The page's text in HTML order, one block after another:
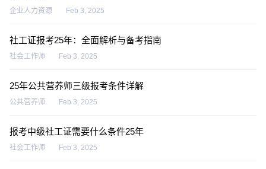
企业人力资源 Feb 3, 2025
社工证报考25年：全面解析与备考指南
社会工作师 Feb 3, 2025
25年公共营养师三级报考条件详解
公共营养师 Feb 3, 2025
报考中级社工证需要什么条件25年
社会工作师 Feb 3, 2025